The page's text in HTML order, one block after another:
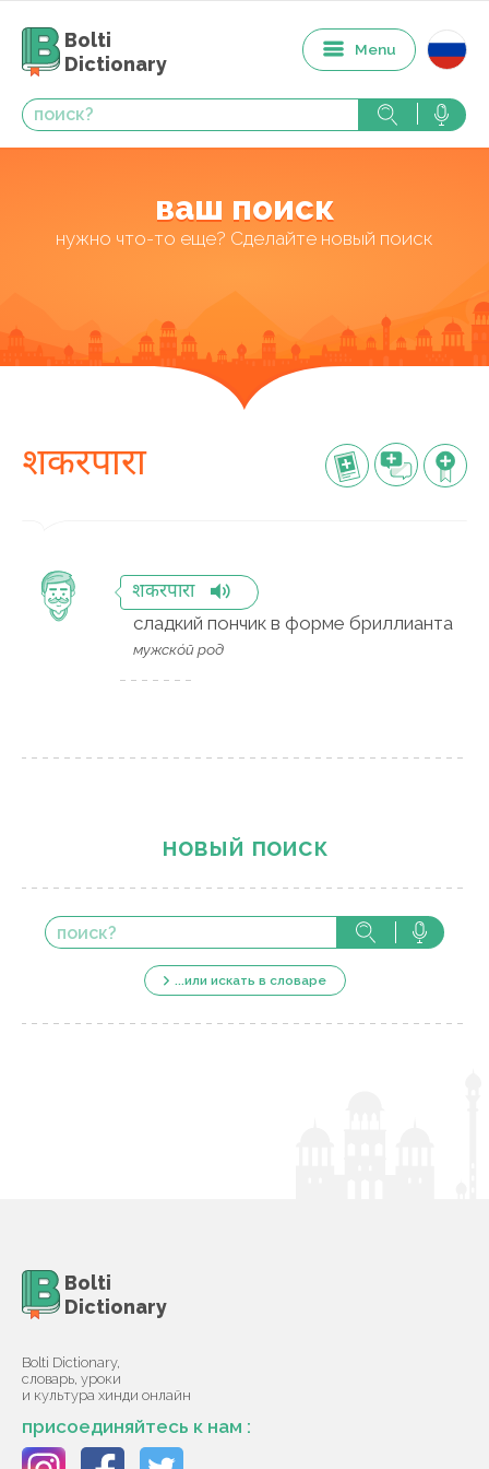
Bolti
Dictionary
Menu
ваш поиск
нужно что-то еще? Сделайте новый поиск
शकरपारा
शकरपारा
сладкий пончик в форме бриллианта
мужско́й род
новый поиск
...или искать в словаре
Bolti
Dictionary
Bolti Dictionary,
словарь, уроки
и культура хинди онлайн
присоединяйтесь к нам :